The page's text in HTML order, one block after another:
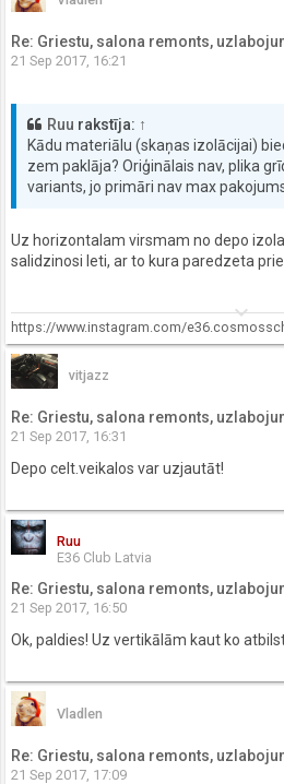
Re: Griestu, salona remonts,
21 Sep 2017, 16:21
Ruu rakstīja: ↑
Kādu materiālu (skaņas izolācijai)
zem paklāja? Oriģinālais nav, plika
variants, jo primāri nav max
Uz horizontalam virsmam no depo
salidzinosi leti, ar to kura paredzeta
keyboard_arrow_down
https://www.instagram.com/
vitjazz
Re: Griestu, salona remonts,
21 Sep 2017, 16:31
Depo celt.veikalos var uzjautāt!
Ruu
E36 Club Latvia
Re: Griestu, salona remonts,
21 Sep 2017, 16:50
Ok, paldies! Uz vertikālām kaut ko
Vladlen
Re: Griestu, salona remonts,
21 Sep 2017, 17:09